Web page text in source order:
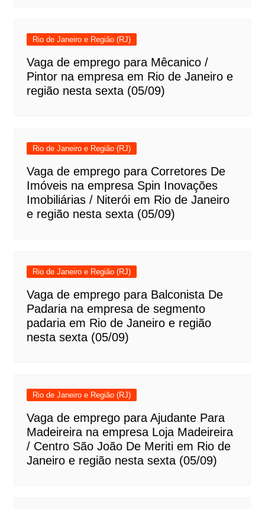
Rio de Janeiro e Região (RJ)
Vaga de emprego para Mêcanico /
Pintor na empresa em Rio de Janeiro e
região nesta sexta (05/09)
Rio de Janeiro e Região (RJ)
Vaga de emprego para Corretores De
Imóveis na empresa Spin Inovações
Imobiliárias / Niterói em Rio de Janeiro
e região nesta sexta (05/09)
Rio de Janeiro e Região (RJ)
Vaga de emprego para Balconista De
Padaria na empresa de segmento
padaria em Rio de Janeiro e região
nesta sexta (05/09)
Rio de Janeiro e Região (RJ)
Vaga de emprego para Ajudante Para
Madeireira na empresa Loja Madeireira
/ Centro São João De Meriti em Rio de
Janeiro e região nesta sexta (05/09)